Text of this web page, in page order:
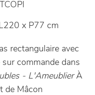
x P77 cm
rectangulaire avec
commande dans
- L'AmeublierÀ
de Mâcon